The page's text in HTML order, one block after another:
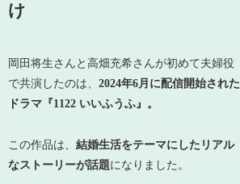
け
岡田将生さんと高畑充希さんが初めて夫婦役
で共演したのは、2024年6月に配信開始された
ドラマ『1122 いいふうふ』。
この作品は、結婚生活をテーマにしたリアル
なストーリーが話題になりました。